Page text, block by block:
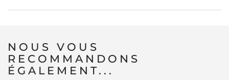
NOUS VOUS
RECOMMANDONS
ÉGALEMENT...